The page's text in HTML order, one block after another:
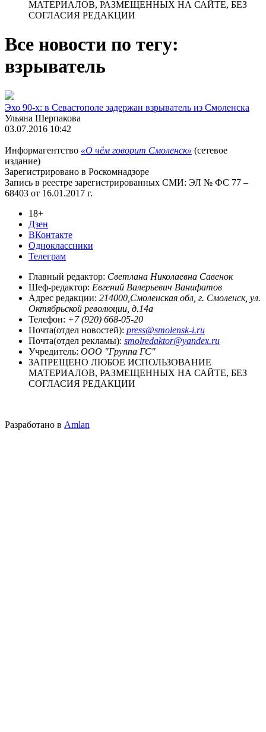
МАТЕРИАЛОВ, РАЗМЕЩЕННЫХ НА САЙТЕ, БЕЗ
СОГЛАСИЯ РЕДАКЦИИ
Все новости по тегу:
взрыватель
Эхо 90-х: в Севастополе задержан взрыватель из Смоленска
Ульяна Шерпакова
03.07.2016 10:42
Информагентство «О чём говорит Смоленск» (сетевое
издание)
Зарегистрировано в Роскомнадзоре
Запись в реестре зарегистрированных СМИ: ЭЛ № ФС 77 –
68403 от 16.01.2017 г.
18+
Дзен
ВКонтакте
Одноклассники
Телеграм
Главный редактор: Светлана Николаевна Савенок
Шеф-редактор: Евгений Валерьевич Ванифатов
Адрес редакции: 214000,Смоленская обл, г. Смоленск, ул.
Октябрьской революции, д.14а
Телефон: +7 (920) 668-05-20
Почта(отдел новостей): press@smolensk-i.ru
Почта(отдел рекламы): smolredaktor@yandex.ru
Учредитель: ООО "Группа ГС"
ЗАПРЕЩЕНО ЛЮБОЕ ИСПОЛЬЗОВАНИЕ
МАТЕРИАЛОВ, РАЗМЕЩЕННЫХ НА САЙТЕ, БЕЗ
СОГЛАСИЯ РЕДАКЦИИ
Разработано в Amlan